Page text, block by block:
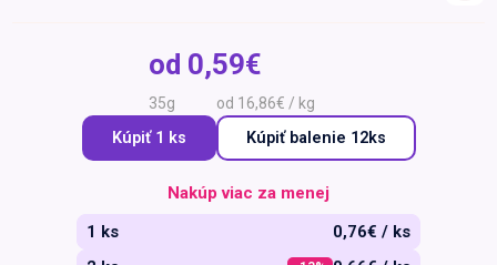
Darčekové
poukazy
Recepty
Drogéria a kozmetika
od 0,59€
35g od 16,86€ / kg
Kúpiť 1 ks Kúpiťbalenie 12ks
Nakúp viac za menej
1 ks
0,76€ / ks